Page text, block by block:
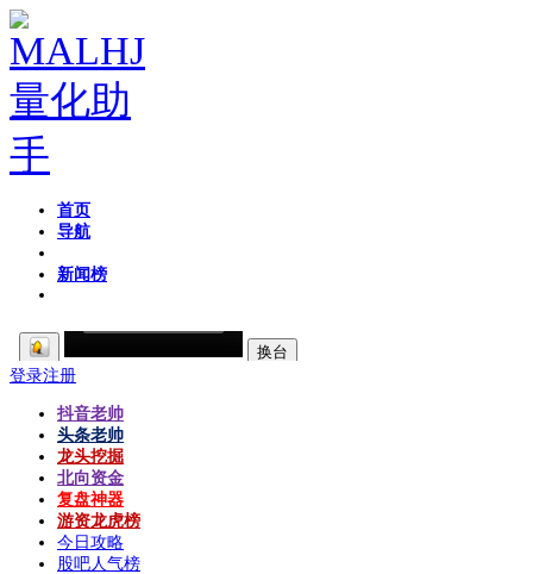
首页
导航
新闻榜
登录注册
抖音老帅
头条老帅
龙头挖掘
北向资金
复盘神器
游资龙虎榜
今日攻略
股吧人气榜